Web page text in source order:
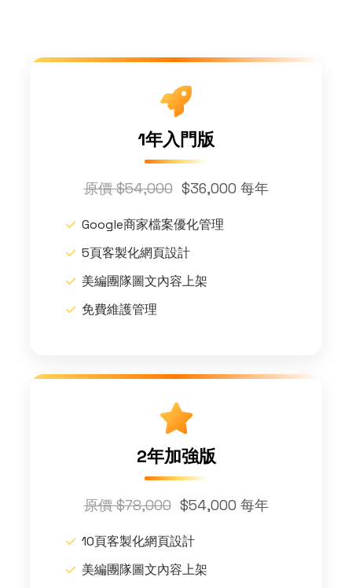
1年入門版
原價 $54,000 $36,000 每年
Google商家檔案優化管理
5頁客製化網頁設計
美編團隊圖文內容上架
免費維護管理
2年加強版
原價 $78,000 $54,000 每年
10頁客製化網頁設計
美編團隊圖文內容上架